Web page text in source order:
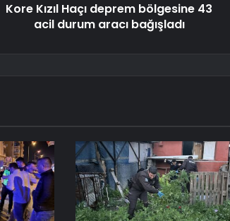
Kore Kızıl Haçı deprem bölgesine 43
acil durum aracı bağışladı